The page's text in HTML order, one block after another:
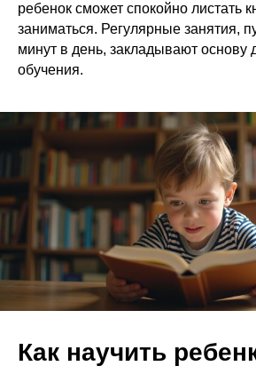
ребенок сможет спокойно листать
заниматься. Регулярные занятия,
минут в день, закладывают основу
обучения.
Как научить